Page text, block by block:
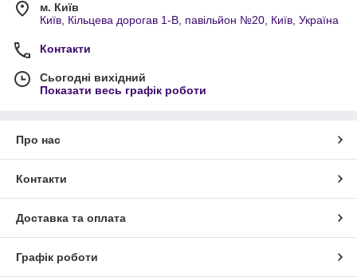
м. Київ
Київ, Кільцева дорогав 1-В, павільйон №20, Київ, Україна
Контакти
Сьогодні вихідний
Показати весь графік роботи
Про нас
Контакти
Доставка та оплата
Графік роботи